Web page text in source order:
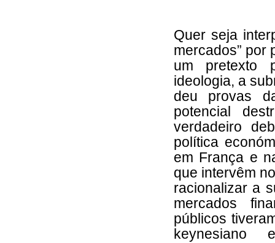
Quer seja
mercados” por
um pretexto
ideologia, a
deu provas
potencial
verdadeiro
política
em França e
que intervêm
racionalizar a
mercados
públicos